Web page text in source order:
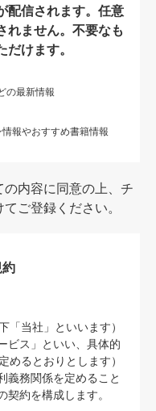
配信されます。任意
れません。不要なも
けます。
の最新情報
報やおすすめ書籍情報
内容に同意の上、チ
ご登録ください。
「当社」といいます）
ビス」といい、具体的
めるとおりとします）
義務関係を定めること
約を構成します。